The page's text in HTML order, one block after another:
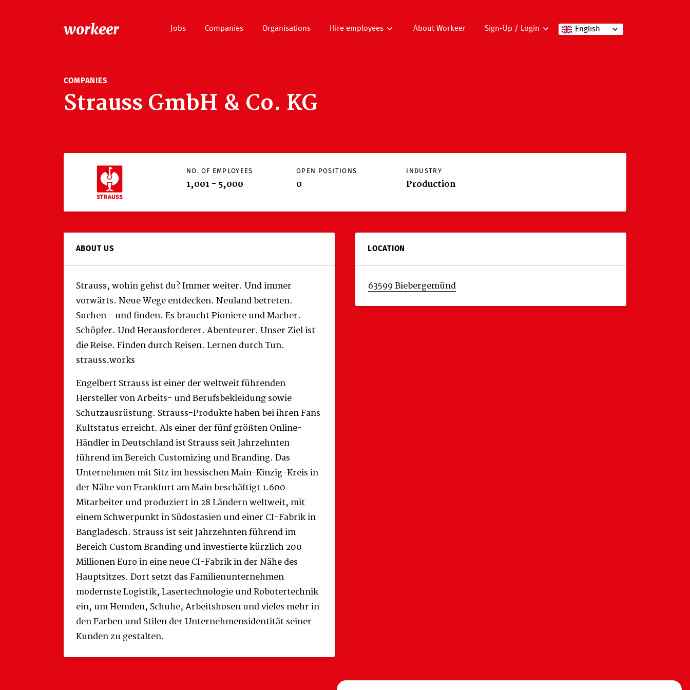
workeer English
Jobs Companies Organisations Hire employees About Workeer Sign-Up / Login
COMPANIES
Strauss GmbH & Co. KG
NO. OF EMPLOYEES
1,001 - 5,000
OPEN POSITIONS
0
INDUSTRY
Production
ABOUT US
Strauss, wohin gehst du? Immer weiter. Und immer
vorwärts. Neue Wege entdecken. Neuland betreten.
Suchen - und finden. Es braucht Pioniere und Macher.
Schöpfer. Und Herausforderer. Abenteurer. Unser Ziel ist
die Reise. Finden durch Reisen. Lernen durch Tun.
strauss.works
Engelbert Strauss ist einer der weltweit führenden
Hersteller von Arbeits- und Berufsbekleidung sowie
Schutzausrüstung. Strauss-Produkte haben bei ihren Fans
Kultstatus erreicht. Als einer der fünf größten Online-
Händler in Deutschland ist Strauss seit Jahrzehnten
führend im Bereich Customizing und Branding. Das
Unternehmen mit Sitz im hessischen Main-Kinzig-Kreis in
der Nähe von Frankfurt am Main beschäftigt 1.600
Mitarbeiter und produziert in 28 Ländern weltweit, mit
einem Schwerpunkt in Südostasien und einer CI-Fabrik in
Bangladesch. Strauss ist seit Jahrzehnten führend im
Bereich Custom Branding und investierte kürzlich 200
Millionen Euro in eine neue CI-Fabrik in der Nähe des
Hauptsitzes. Dort setzt das Familienunternehmen
modernste Logistik, Lasertechnologie und Robotertechnik
ein, um Hemden, Schuhe, Arbeitshosen und vieles mehr in
den Farben und Stilen der Unternehmensidentität seiner
Kunden zu gestalten.
LOCATION
63599 Biebergemünd